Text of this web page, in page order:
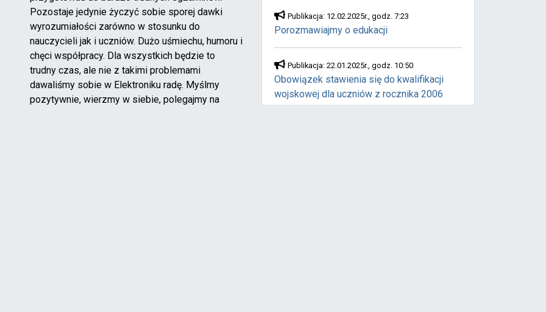
Pozostaje jedynie życzyć sobie sporej dawki
wyrozumiałości zarówno w stosunku do
nauczycieli jak i uczniów. Dużo uśmiechu, humoru i
chęci współpracy. Dla wszystkich będzie to
trudny czas, ale nie z takimi problemami
dawaliśmy sobie w Elektroniku radę. Myślmy
pozytywnie, wierzmy w siebie, polegajmy na
Publikacja: 12.02.2025r., godz. 7:23
Porozmawiajmy o edukacji
Publikacja: 22.01.2025r., godz. 10:50
Obowiązek stawienia się do kwalifikacji
wojskowej dla uczniów z rocznika 2006